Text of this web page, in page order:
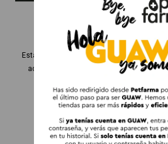
Estamos comprometidos con el planeta,
adopción animal y la solidaridad. Todo
ACCIONES POR UN